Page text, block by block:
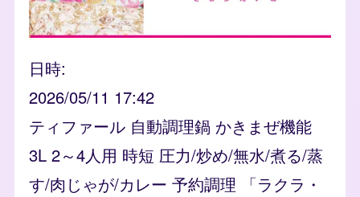
日時
2026/05/11 17:42
ティファール 自動調理鍋 かきまぜ機能
3L 2～4人用 時短 圧力/炒め/無水/煮る/蒸
す/肉じゃが/カレー 予約調理 「ラクラ・